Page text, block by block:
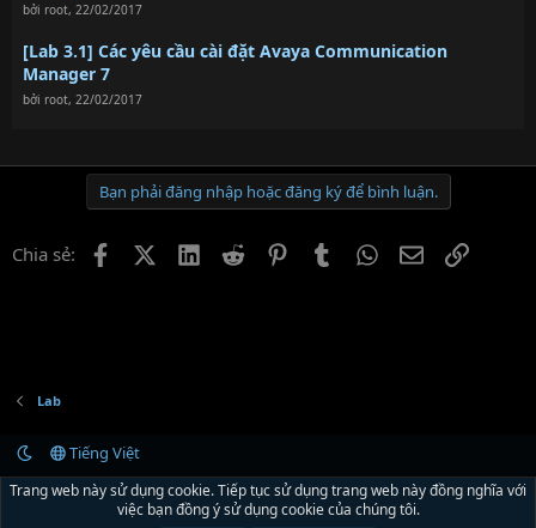
bởi root, 22/02/2017
[Lab 3.1] Các yêu cầu cài đặt Avaya Communication
Manager 7
bởi root, 22/02/2017
Bạn phải đăng nhập hoặc đăng ký để bình luận.
Chia sẻ: FacebookX (Twitter)
LinkedIn
Reddit PinterestTumblrWhatsApp
EmailLink
Lab
Tiếng Việt
Liên hệ
Quy định và Nội quy Chính sách bảo mật Trợ giúp
R
Trang web này sử dụng cookie. Tiếp tục sử dụng trang web này đồng nghĩa với
việc bạn đồng ý sử dụng cookie của chúng tôi.